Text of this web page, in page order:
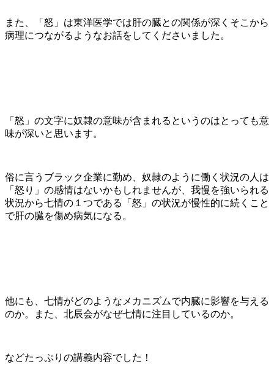
また、「怒」は東洋医学では肝の臓との関係が深くそこから
病理につながるようなお話をしてくださいました。
「怒」の文字に奴隷の意味が含まれるというのはとっても意
味が深いと思います。
俗に言うブラック企業に勤め、奴隷のように働く状況の人は
「怒り」の感情はないかもしれませんが、我慢を強いられる
状況から七情の１つである「怒」の状況が慢性的に続くこと
で肝の臓を傷め病気になる。
他にも、七情がどのようなメカニズムで内臓に影響を与える
のか。また、北辰会がなぜ七情に注目しているのか。
などたっぷりの講義内容でした！